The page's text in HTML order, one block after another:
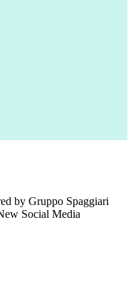
by Gruppo Spaggiari
Social Media